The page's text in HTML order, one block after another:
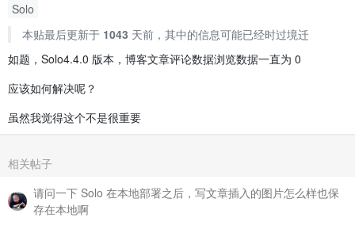
Solo
本贴最后更新于 1043 天前，其中的信息可能已经时过境迁
如题，Solo4.4.0 版本，博客文章评论数据浏览数据一直为 0
应该如何解决呢？
虽然我觉得这个不是很重要
相关帖子
请问一下 Solo 在本地部署之后，写文章插入的图片怎么样也保
存在本地啊